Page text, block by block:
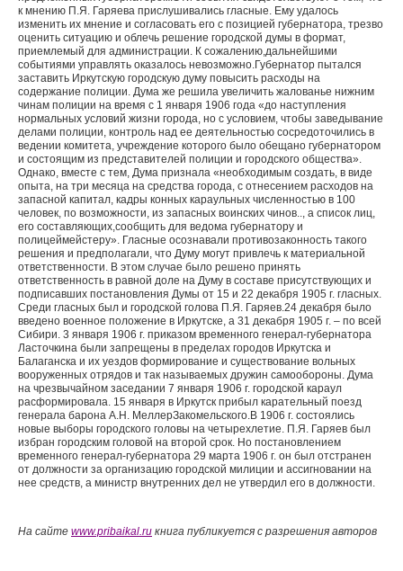
На сайте www.pribaikal.ru книга публикуется с разрешения авторов